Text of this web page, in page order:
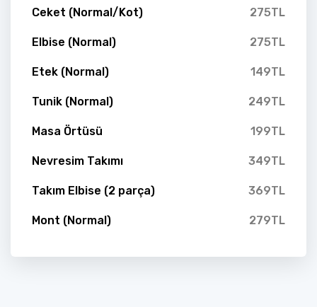
Ceket (Normal/Kot) 275TL
Elbise (Normal) 275TL
Etek (Normal) 149TL
Tunik (Normal) 249TL
Masa Örtüsü 199TL
Nevresim Takımı 349TL
Takım Elbise (2 parça) 369TL
Mont (Normal) 279TL